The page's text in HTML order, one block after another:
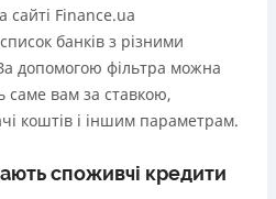
сайті Finance.ua
банків з різними
допомогою фільтра можна
саме вам за ставкою,
коштів і іншим параметрам.
споживчі кредити